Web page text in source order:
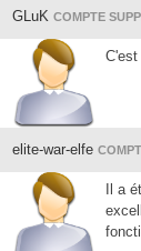
GLuK COMPTE
elite-war-elfe
Il a